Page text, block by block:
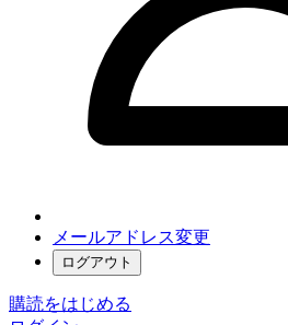
メールアドレス変更
ログアウト
購読をはじめる